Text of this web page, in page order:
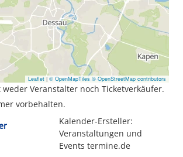
Leaflet | © OpenMapTiles © OpenStreetMap contributors
Veranstalter noch Ticketverkäufer.
vorbehalten.
Kalender-Ersteller:
Veranstaltungen und
Events termine.de